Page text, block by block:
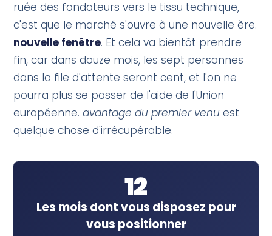
ruée des fondateurs vers le tissu technique,
c'est que le marché s'ouvre à une nouvelle ère.
nouvelle fenêtre. Et cela va bientôt prendre
fin, car dans douze mois, les sept personnes
dans la file d'attente seront cent, et l'on ne
pourra plus se passer de l'aide de l'Union
européenne.avantage du premier venu est
quelque chose d'irrécupérable.
12
Les mois dont vous disposez pour
vous positionner